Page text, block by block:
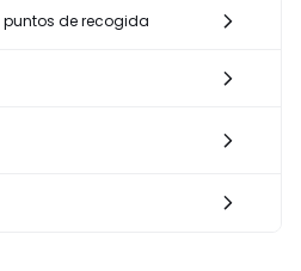
de recogida